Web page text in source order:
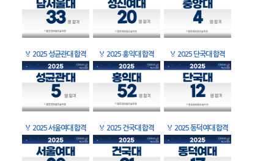
🏅 2025 성균관대 합격 🏅 2025 홍익대 합격 🏅 2025 단국대 합격
🏅 2025 서울여대 합격 🏅 2025 건국대 합격 🏅 2025 동덕여대 합격